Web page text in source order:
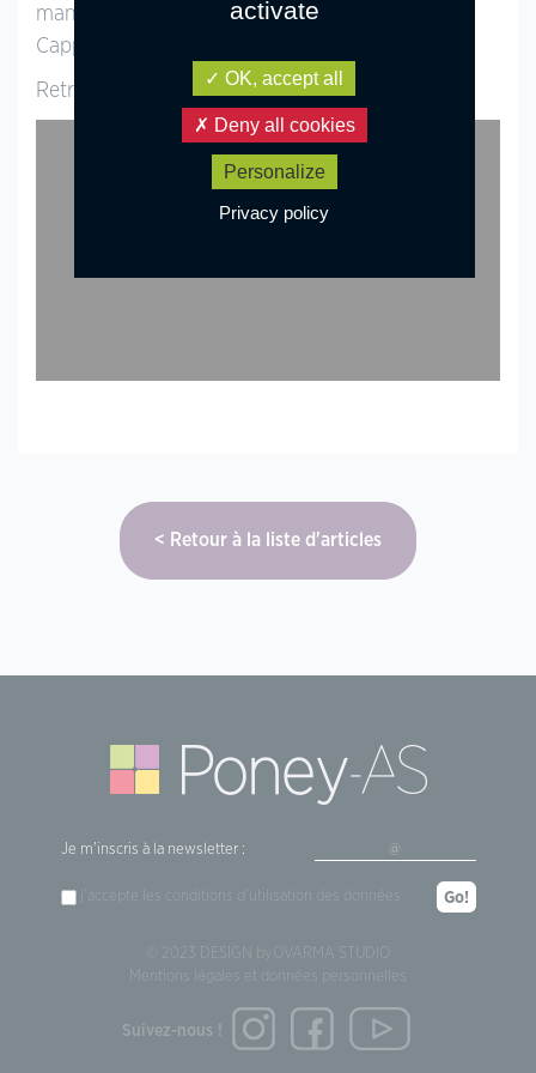
manche, Dylan Ringot et l’étalon Ghanao des
Cappes (Ulk d’Eté) se classent 5
Retrouvez les impressions de Lou Morali !
Retour à la liste d'articles
© 2023 DESIGN by
OVARMA STUDIO
Mentions légales et données personnelles
Je m'inscris à la newsletter :
j'accepte les conditions d'utilisation des données Go!
Suivez-nous !
activate
OK, accept all
Deny all cookies
Personalize
Privacy policy